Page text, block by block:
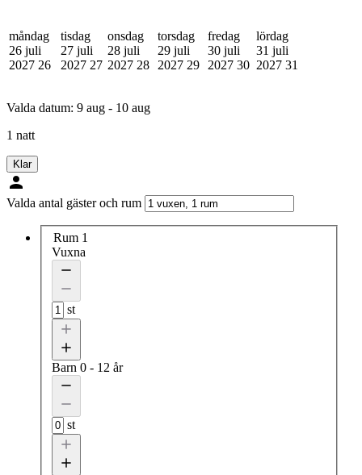
måndag
26 juli
2027 26
tisdag
27 juli
2027 27
onsdag
28 juli
2027 28
torsdag
29 juli
2027 29
fredag
30 juli
2027 30
lördag
31 juli
2027 31
Valda datum: 9 aug - 10 aug
1 natt
Klar
Valda antal gäster och rum
Rum 1
Vuxna
st
Barn 0 - 12 år
st